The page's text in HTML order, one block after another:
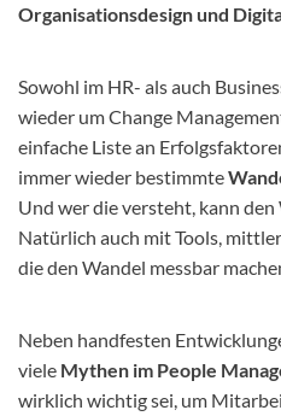
Organisationsdesign und
Sowohl im HR- als auch
wieder um Change
einfache Liste an
immer wieder bestimmte
Und wer die versteht, kann den
Natürlich auch mit Tools,
die den Wandel messbar
Neben handfesten
viele Mythen im People
wirklich wichtig sei, um